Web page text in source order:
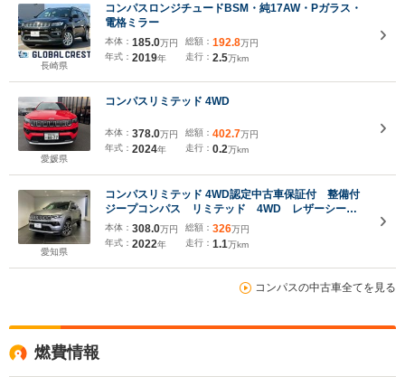
長崎県
コンパスロンジチュードBSM・純17AW・Pガラス・
電格ミラー
本体： 185.0万円
年式： 2019年
総額： 192.8万円
走行： 2.5万km
愛媛県
コンパスリミテッド 4WD
本体： 378.0万円
年式： 2024年
総額： 402.7万円
走行： 0.2万km
愛知県
コンパスリミテッド 4WD認定中古車保証付 整備付
ジープコンパス リミテッド 4WD レザーシー
ト ETC バックカメラ シートヒーター
Bluetooth ナビゲーション
本体： 308.0万円
年式： 2022年
総額： 326万円
走行： 1.1万km
コンパスの中古車全てを見る
燃費情報